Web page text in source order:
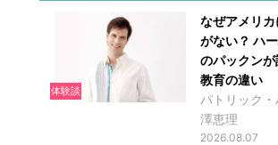
体験談
なぜアメリカ
がない？ ハ
のパックン
教育の違い
パトリック
澤恵理
2026.08.07